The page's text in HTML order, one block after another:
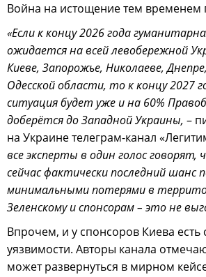
Война на истощение тем временем
«Если к концу 2026 года
ожидается на всей левобережной
Киеве, Запорожье, Николаеве,
Одесской области, то к концу 2027
ситуация будет уже и на 60%
доберётся до Западной Украины, –
на Украине телеграм-канал
все эксперты в один голос говорят,
сейчас фактически последний шанс
минимальными потерями в
Зеленскому и спонсорам – это не
Впрочем, и у спонсоров Киева есть
уязвимости. Авторы канала
может развернуться в мирном